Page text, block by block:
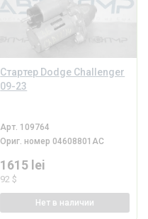
Стартер Dodge Challenger
09-23
Арт. 109764
Ориг. номер 04608801AC
1615 lei
92 $
Нет в наличии